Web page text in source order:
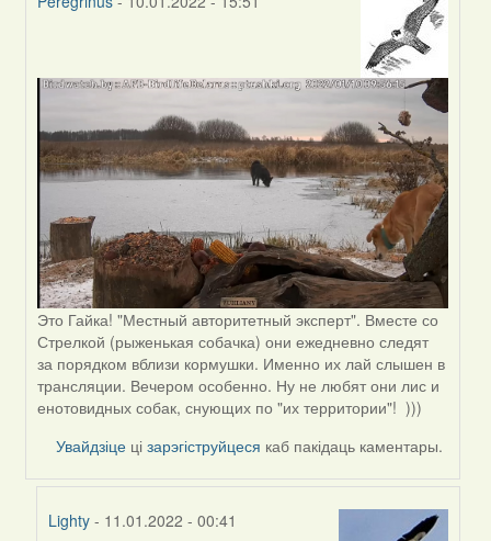
to
corvus
Это Гайка! "Местный авторитетный эксперт". Вместе со
Стрелкой (рыженькая собачка) они ежедневно следят
за порядком вблизи кормушки. Именно их лай слышен в
трансляции. Вечером особенно. Ну не любят они лис и
енотовидных собак, снующих по "их территории"! )))
Увайдзіце цізарэгіструйцеся каб пакідаць каментары.
Lighty - 11.01.2022 - 00:41